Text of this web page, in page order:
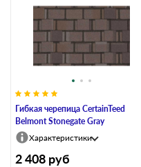
Гибкая черепица CertainTeed
Belmont Stonegate Gray
Характеристики
2 408 руб